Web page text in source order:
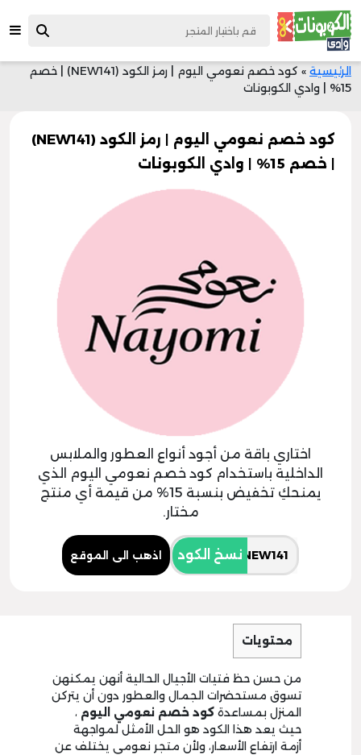
الرئيسية »
كود خصم نعومي اليوم | رمز الكود (NEW141) | خصم
15% | وادي الكوبونات
كود خصم نعومي اليوم | رمز الكود (NEW141)
| خصم 15% | وادي الكوبونات
اختاري باقة من أجود أنواع العطور والملابس
الداخلية باستخدام كود خصم نعومي اليوم الذي
يمنحكِ تخفيض بنسبة 15% من قيمة أي منتج
مختار.
نسخ الكود اذهب الى الموقع
محتويات
من حسن حظ فتيات الأجيال الحالية أنهن يمكنهن
تسوق مستحضرات الجمال والعطور دون أن يتركن
المنزل بمساعدة كود خصم نعومي اليوم ،
حيث يعد هذا الكود هو الحل الأمثل لمواجهة
أزمة ارتفاع الأسعار، ولأن متجر نعومي يختلف عن